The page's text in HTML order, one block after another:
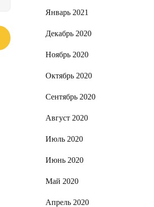
Январь 2021
Декабрь 2020
Ноябрь 2020
Октябрь 2020
Сентябрь 2020
Август 2020
Июль 2020
Июнь 2020
Май 2020
Апрель 2020